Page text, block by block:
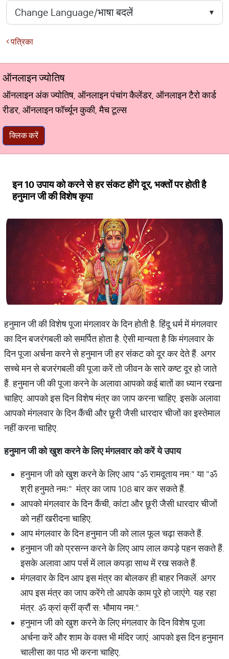
पत्रिका
ऑनलाइन ज्योतिष
ऑनलाइन अंक ज्योतिष, ऑनलाइन पंचांग कैलेंडर, ऑनलाइन टैरो कार्ड
रीडर, ऑनलाइन फॉर्च्यून कुकी, मैच टूल्स
क्लिक करें
इन 10 उपाय को करने से हर संकट होंगे दूर, भक्‍तों पर होती है
हनुमान जी की विशेष कृपा
हनुमान जी की विशेष पूजा मंगलावर के दिन होती है. हिंदू धर्म में मंगलवार
का दिन बजरंगबली को समर्पित होता है. ऐसी मान्‍यता है कि मंगलवार के
दिन पूजा अर्चना करने से हनुमान जी हर संकट को दूर कर देते हैं. अगर
सच्‍चे मन से बजरंगबली की पूजा करें तो जीवन के सारे कष्ट दूर हो जाते
हैं. हनुमान जी की पूजा करने के अलावा आपको कई बातों का ध्‍यान रखना
चाहिए. आपको इस दिन विशेष मंत्र का जाप करना चाहिए. इसके अलावा
आपको मंगलवार के दिन कैंची और छूरी जैसी धारदार चीजों का इस्‍तेमाल
नहीं करना चाहिए.
हनुमानजीकोखुशकरनेकेलिएमंगलवारकोकरेंयेउपाय
हनुमान जी को खुश करने के लिए आप "ॐ रामदूताय नम:" या "ॐ
श्री हनुमते नमः" मंत्र का जाप 108 बार कर सकते हैं.
आपको मंगलवार के दिन कैंची, कांटा और छूरी जैसी धारदार चीजों
को नहीं खरीदना चाहिए.
आप मंगलवार के दिन हनुमान जी को लाल फूल चढ़ा सकते हैं.
हनुमान जी को प्रसन्न करने के लिए आप लाल कपड़े पहन सकते हैं.
इसके अलावा आप पर्स में लाल कपड़ा साथ में रख सकते हैं.
मंगलवार के दिन आप इस मंत्र का बोलकर ही बाहर निकलें. अगर
आप इस मंत्र का जाप करेंगे तो आपके काम पूरे हो जाएंगे. यह रहा
मंत्र. ॐ क्रां क्रीं क्रौं स: भौमाय नम:".
हनुमान जी को खुश करने के लिए मंगलवार के दिन विशेष पूजा
अर्चना करें और शाम के वक्‍त भी मंदिर जाएं. आपको इस दिन हनुमान
चालीसा का पाठ भी करना चाहिए.